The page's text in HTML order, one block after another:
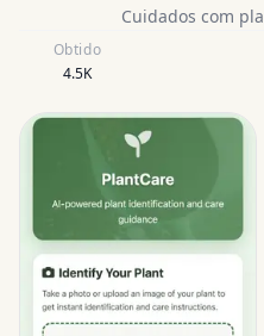
Cuidados com
Obtido
4.5K